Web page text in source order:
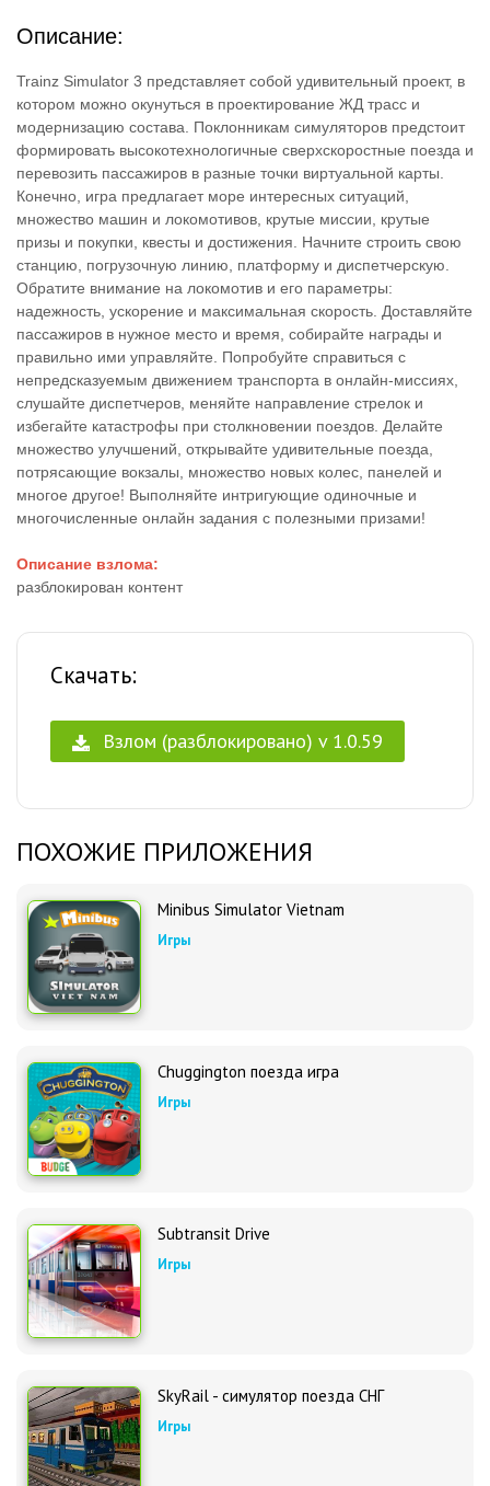
Описание:
Trainz Simulator 3 представляет собой удивительный проект, в
котором можно окунуться в проектирование ЖД трасс и
модернизацию состава. Поклонникам симуляторов предстоит
формировать высокотехнологичные сверхскоростные поезда и
перевозить пассажиров в разные точки виртуальной карты.
Конечно, игра предлагает море интересных ситуаций,
множество машин и локомотивов, крутые миссии, крутые
призы и покупки, квесты и достижения. Начните строить свою
станцию, погрузочную линию, платформу и диспетчерскую.
Обратите внимание на локомотив и его параметры:
надежность, ускорение и максимальная скорость. Доставляйте
пассажиров в нужное место и время, собирайте награды и
правильно ими управляйте. Попробуйте справиться с
непредсказуемым движением транспорта в онлайн-миссиях,
слушайте диспетчеров, меняйте направление стрелок и
избегайте катастрофы при столкновении поездов. Делайте
множество улучшений, открывайте удивительные поезда,
потрясающие вокзалы, множество новых колес, панелей и
многое другое! Выполняйте интригующие одиночные и
многочисленные онлайн задания с полезными призами!
Описание взлома:
разблокирован контент
Скачать:
Взлом (разблокировано) v 1.0.59
ПОХОЖИЕ ПРИЛОЖЕНИЯ
Minibus Simulator Vietnam
Игры
Chuggington поезда игра
Игры
Subtransit Drive
Игры
SkyRail - симулятор поезда СНГ
Игры